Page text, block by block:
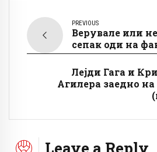
PREVIOUS
Верувале или
сепак оди на
Лејди Гага и
Агилера заедно на
Leave a Reply